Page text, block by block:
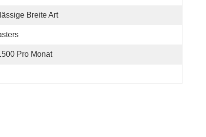
Breite Art
Pro Monat